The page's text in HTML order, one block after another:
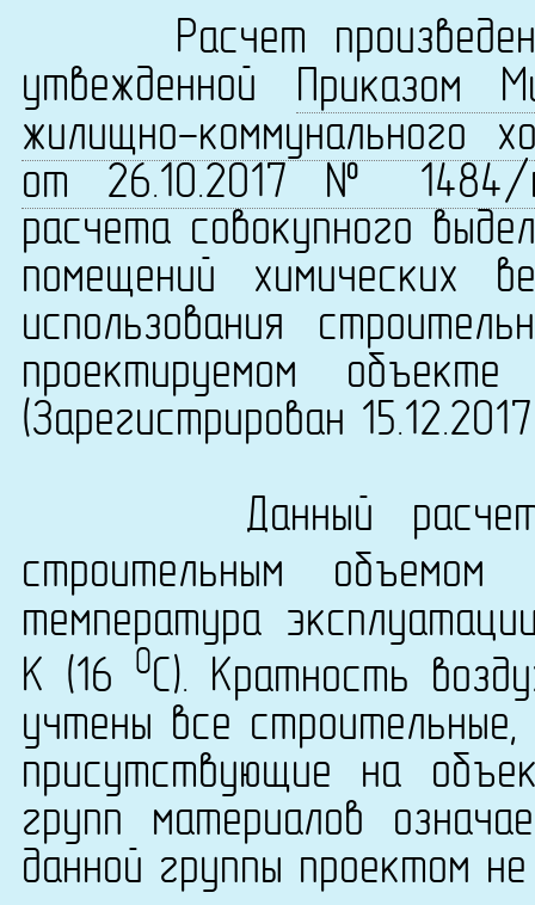
Расчет произведен
утвежденной Приказом
жилищно-коммунального
от 26.10.2017 № 1484/
расчета совокупного
помещений химических
использования
проектируемом объекте
(Зарегистрирован
Данный расчет
строительным объемом
температура
K (16
0C). Кратность
учтены все
присутствующие на
групп материалов
данной группы проектом